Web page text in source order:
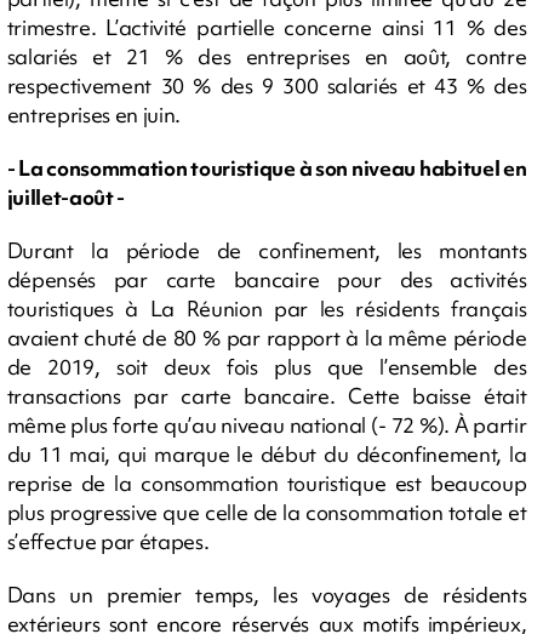
trimestre. L’activité partielle concerne ainsi 11 % des
salariés et 21 % des entreprises en août, contre
respectivement 30 % des 9 300 salariés et 43 % des
entreprises en juin.
- La consommation touristique à son niveau habituel en
juillet-août -
Durant la période de confinement, les montants
dépensés par carte bancaire pour des activités
touristiques à La Réunion par les résidents français
avaient chuté de 80 % par rapport à la même période
de 2019, soit deux fois plus que l’ensemble des
transactions par carte bancaire. Cette baisse était
même plus forte qu’au niveau national (- 72 %). À partir
du 11 mai, qui marque le début du déconfinement, la
reprise de la consommation touristique est beaucoup
plus progressive que celle de la consommation totale et
s’effectue par étapes.
Dans un premier temps, les voyages de résidents
extérieurs sont encore réservés aux motifs impérieux,